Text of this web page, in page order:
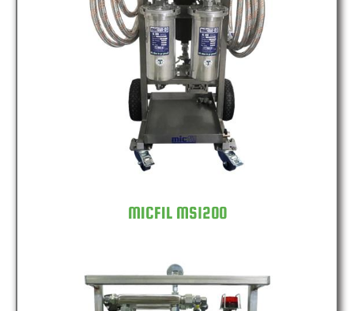
MICFIL MS1200
MICFIL MS1200